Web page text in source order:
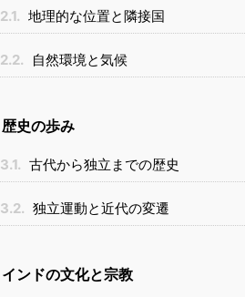
2.1. 地理的な位置と隣接国
2.2. 自然環境と気候
歴史の歩み
3.1. 古代から独立までの歴史
3.2. 独立運動と近代の変遷
インドの文化と宗教